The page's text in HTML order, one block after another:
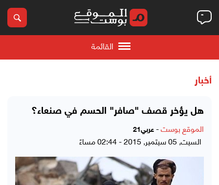
القائمة
أخبار
هل يؤخر قصف "صافر" الحسم في صنعاء؟
الموقع بوست- عربي21
السبت, 05 سبتمبر, 2015 - 02:44 مساءً